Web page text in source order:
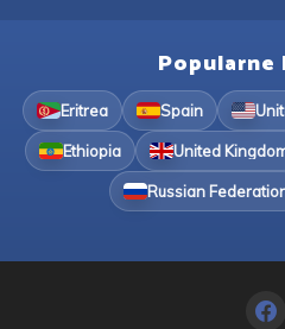
Eritrea Spain
Ethiopia United
Russian